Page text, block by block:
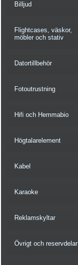
Billjud
Flightcases, väskor,
möbler och stativ
Datortillbehör
Fotoutrustning
Hifi och Hemmabio
Högtalarelement
Kabel
Karaoke
Reklamskyltar
Övrigt och reservdelar